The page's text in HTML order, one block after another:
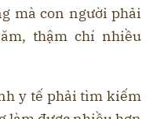
mà con người phải
thậm chí nhiều
y tế phải tìm kiếm